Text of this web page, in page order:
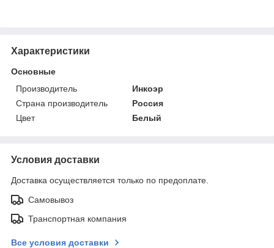
Характеристики
Основные
Производитель
Инкоэр
Страна производитель
Россия
Цвет
Белый
Условия доставки
Доставка осуществляется только по предоплате.
Самовывоз
Транспортная компания
Все условия доставки